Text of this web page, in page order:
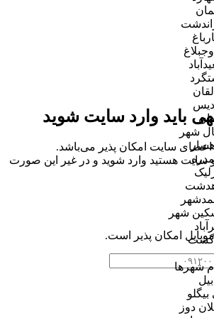
باید وارد سایت شوید
اعضای سایت امکان پذیر می‌باشد.
سایت هستید وارد شوید و در غیر این صورت
امکان پذیر است.
شهر
شهر
شهر‌ها
بیگلو
دوز